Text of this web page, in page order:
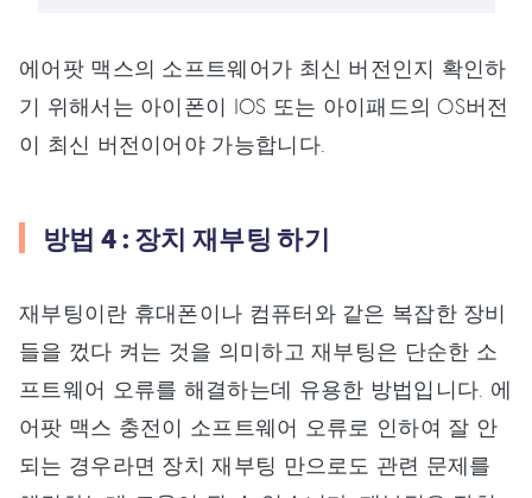
에어팟 맥스의 소프트웨어가 최신 버전인지 확인하
기 위해서는 아이폰이 IOS 또는 아이패드의 OS버전
이 최신 버전이어야 가능합니다.
방법 4 : 장치 재부팅 하기
재부팅이란 휴대폰이나 컴퓨터와 같은 복잡한 장비
들을 껐다 켜는 것을 의미하고 재부팅은 단순한 소
프트웨어 오류를 해결하는데 유용한 방법입니다. 에
어팟 맥스 충전이 소프트웨어 오류로 인하여 잘 안
되는 경우라면 장치 재부팅 만으로도 관련 문제를